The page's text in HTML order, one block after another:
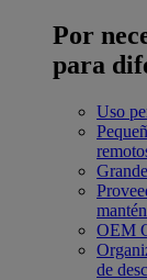
Por
para
Uso
OEM
de